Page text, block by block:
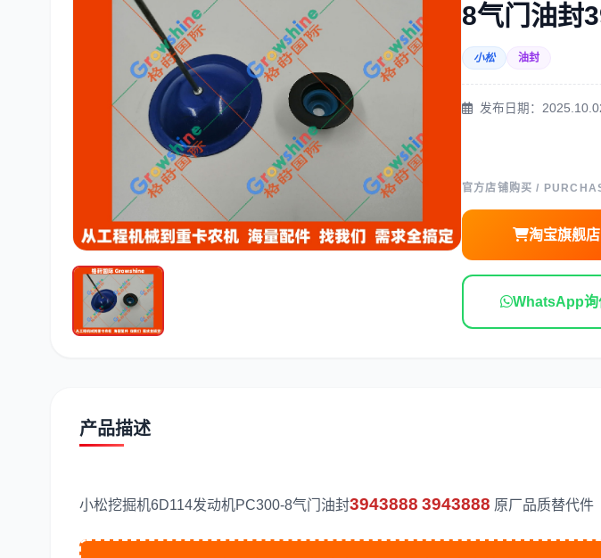
斗山
约翰迪尔
潍柴 依维柯
8气门油封
小松 油封
发布日期：
官方店铺购买 /
淘宝旗舰店
WhatsApp询
产品描述
小松挖掘机6D114发动机PC300-8气门油封3943888 3943888 原厂品质替代件